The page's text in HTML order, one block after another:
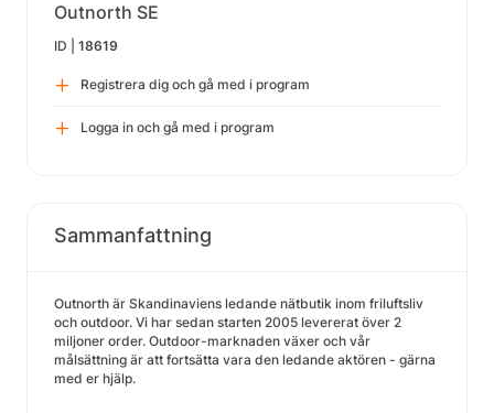
Outnorth SE
ID | 18619
Registrera dig och gå med i program
Logga in och gå med i program
Sammanfattning
Outnorth är Skandinaviens ledande nätbutik inom friluftsliv
och outdoor. Vi har sedan starten 2005 levererat över 2
miljoner order. Outdoor-marknaden växer och vår
målsättning är att fortsätta vara den ledande aktören - gärna
med er hjälp.